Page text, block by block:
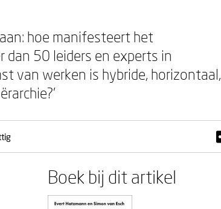
hoe manifesteert het
dan 50 leiders en experts in
van werken is hybride, horizontaal,
Boek bij dit artikel